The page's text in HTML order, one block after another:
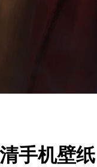
手机壁纸